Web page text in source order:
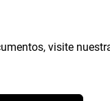
visite